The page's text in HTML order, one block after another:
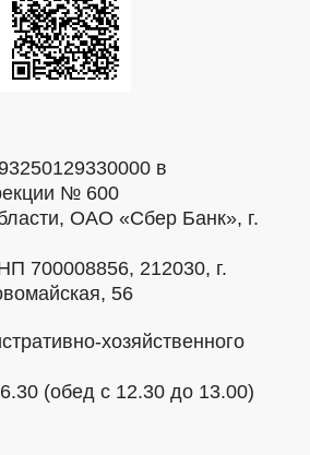
в
№ 600
ОАО «Сбер Банк», г.
700008856, 212030, г.
56
хозяйственного
(обед с 12.30 до 13.00)